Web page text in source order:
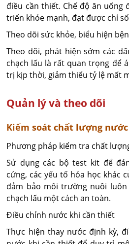
điều cần thiết. Chế độ ăn uống
triển khỏe mạnh, đạt được chỉ
Theo dõi sức khỏe, biểu hiện
Theo dõi, phát hiện sớm các
chạch lấu là rất quan trọng để
trị kịp thời, giảm thiểu tỷ lệ mất
Quản lý và theo dõi
Kiểm soát chất lượng
Phương pháp kiểm tra chất
Sử dụng các bộ test kit để
cứng, các yếu tố hóa học khác
đảm bảo môi trường nuôi
chạch lấu một cách an toàn.
Điều chỉnh nước khi cần thiết
Thực hiện thay nước định kỳ,